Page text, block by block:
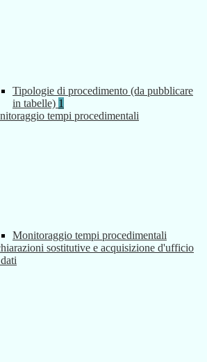
Tipologie di procedimento (da pubblicare
in tabelle) 1
tempi procedimentali
Monitoraggio tempi procedimentali
sostitutive e acquisizione d'ufficio